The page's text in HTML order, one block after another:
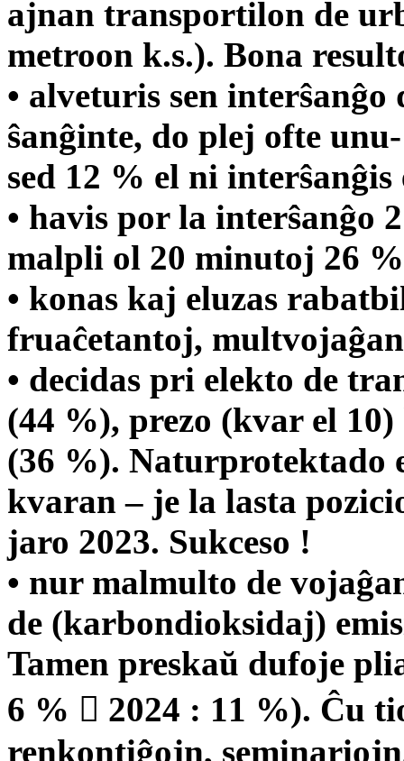
ajnan transportilon de
metroon k.s.). Bona
• alveturis sen
ŝanĝinte, do plej ofte
sed 12 % el ni interŝanĝis
• havis por la interŝanĝo
malpli ol 20 minutoj 26
• konas kaj eluzas
fruaĉetantoj,
• decidas pri elekto de
(44 %), prezo (kvar el
(36 %). Naturprotektado
kvaran – je la lasta
jaro 2023. Sukceso !
• nur malmulto de
de (karbondioksidaj)
Tamen preskaŭ dufoje
6 %  2024 : 11 %). Ĉu
renkontiĝojn,